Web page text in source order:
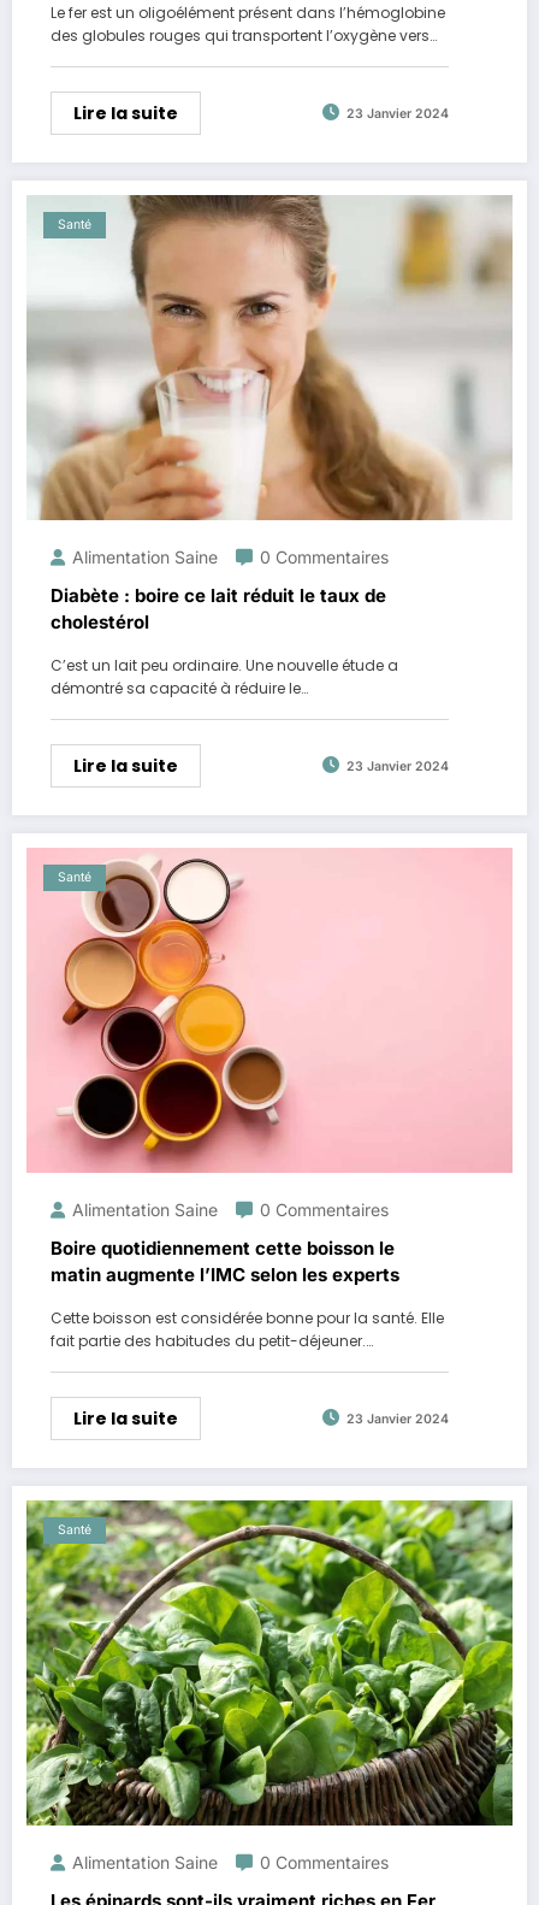
Le fer est un oligoélément présent dans l’hémoglobine
des globules rouges qui transportent l’oxygène vers…
Lire la suite 23 Janvier 2024
Santé
Alimentation Saine 0 Commentaires
Diabète : boire ce lait réduit le taux de
cholestérol
C’est un lait peu ordinaire. Une nouvelle étude a
démontré sa capacité à réduire le…
Lire la suite 23 Janvier 2024
Santé
Alimentation Saine 0 Commentaires
Boire quotidiennement cette boisson le
matin augmente l’IMC selon les experts
Cette boisson est considérée bonne pour la santé. Elle
fait partie des habitudes du petit-déjeuner.…
Lire la suite 23 Janvier 2024
Santé
Alimentation Saine 0 Commentaires